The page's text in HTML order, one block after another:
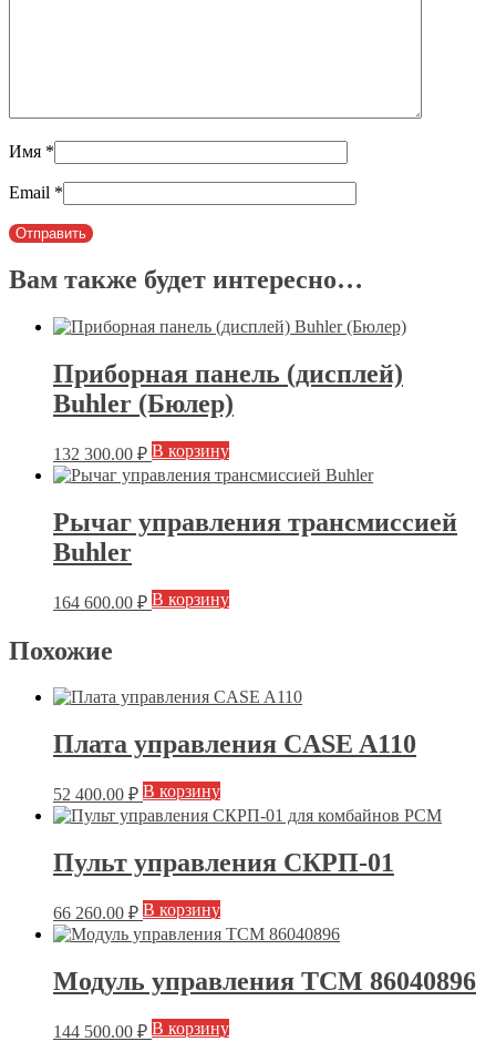
Имя *
Email *
Вам также будет интересно…
Приборная панель (дисплей)
Buhler (Бюлер)
132 300.00 ₽ В корзину
Рычаг управления трансмиссией
Buhler
164 600.00 ₽ В корзину
Похожие
Плата управления CASE A110
52 400.00 ₽ В корзину
Пульт управления СКРП-01
66 260.00 ₽ В корзину
Модуль управления ТСМ 86040896
144 500.00 ₽ В корзину